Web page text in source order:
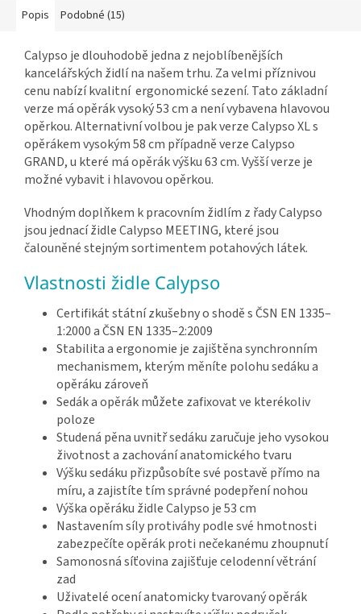
Popis Podobné (15)
Calypso je dlouhodobě jedna z nejoblíbenějších
kancelářských židlí na našem trhu. Za velmi příznivou
cenu nabízí kvalitní ergonomické sezení. Tato základní
verze má opěrák vysoký 53 cm a není vybavena hlavovou
opěrkou. Alternativní volbou je pak verze Calypso XL s
opěrákem vysokým 58 cm případně verze Calypso
GRAND, u které má opěrák výšku 63 cm. Vyšší verze je
možné vybavit i hlavovou opěrkou.
Vhodným doplňkem k pracovním židlím z řady Calypso
jsou jednací židle Calypso MEETING, které jsou
čalouněné stejným sortimentem potahových látek.
Vlastnosti židle Calypso
Certifikát státní zkušebny o shodě s ČSN EN 1335–
1:2000 a ČSN EN 1335–2:2009
Stabilita a ergonomie je zajištěna synchronním
mechanismem, kterým měníte polohu sedáku a
opěráku zároveň
Sedák a opěrák můžete zafixovat ve kterékoliv
poloze
Studená pěna uvnitř sedáku zaručuje jeho vysokou
životnost a zachování anatomického tvaru
Výšku sedáku přizpůsobíte své postavě přímo na
míru, a zajistíte tím správné podepření nohou
Výška opěráku židle Calypso je 53 cm
Nastavením síly protiváhy podle své hmotnosti
zabezpečíte opěrák proti nečekanému zhoupnutí
Samonosná síťovina zajišťuje celodenní větrání
zad
Uživatelé ocení anatomicky tvarovaný opěrák